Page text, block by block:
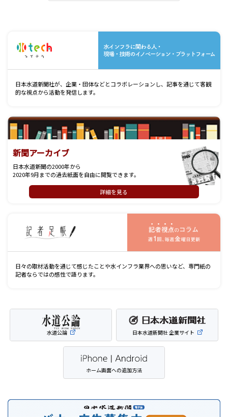
日本水道新聞社が、企業・団体などとコラボレーションし、記事を通じて客観
的な視点から活動を発信します。
新聞アーカイブ
日本水道新聞の2000年から
2020年9月までの過去紙面を自由に閲覧できます。
詳細を見る
日々の取材活動を通じて感じたことや水インフラ業界への思いなど、専門紙の
記者ならではの感性で語ります。
水道公論 日本水道新聞社 企業サイト
ホーム画面への追加方法